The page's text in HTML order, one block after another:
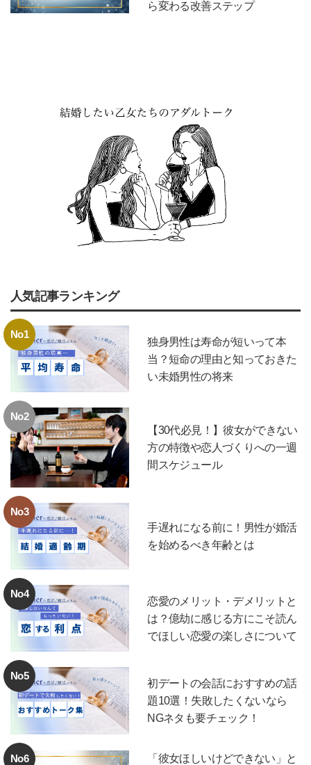
ら変わる改善ステップ
人気記事ランキング
No1
独身男性は寿命が短いって本
当？短命の理由と知っておきた
い未婚男性の将来
No2
【30代必見！】彼女ができない
方の特徴や恋人づくりへの一週
間スケジュール
No3
手遅れになる前に！男性が婚活
を始めるべき年齢とは
No4
恋愛のメリット・デメリットと
は？億劫に感じる方にこそ読ん
でほしい恋愛の楽しさについて
No5
初デートの会話におすすめの話
題10選！失敗したくないなら
NGネタも要チェック！
No6
「彼女ほしいけどできない」と